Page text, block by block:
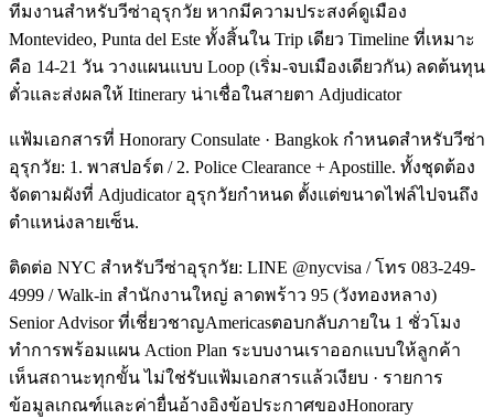
ทีมงานสำหรับวีซ่าอุรุกวัย หากมีความประสงค์ดูเมือง
Montevideo, Punta del Este ทั้งสิ้นใน Trip เดียว Timeline ที่เหมาะ
คือ 14-21 วัน วางแผนแบบ Loop (เริ่ม-จบเมืองเดียวกัน) ลดต้นทุน
ตั๋วและส่งผลให้ Itinerary น่าเชื่อในสายตา Adjudicator
แฟ้มเอกสารที่ Honorary Consulate · Bangkok กำหนดสำหรับวีซ่า
อุรุกวัย: 1. พาสปอร์ต / 2. Police Clearance + Apostille. ทั้งชุดต้อง
จัดตามผังที่ Adjudicator อุรุกวัยกำหนด ตั้งแต่ขนาดไฟล์ไปจนถึง
ตำแหน่งลายเซ็น.
ติดต่อ NYC สำหรับวีซ่าอุรุกวัย: LINE @nycvisa / โทร 083-249-
4999 / Walk-in สำนักงานใหญ่ ลาดพร้าว 95 (วังทองหลาง)
Senior Advisor ที่เชี่ยวชาญAmericasตอบกลับภายใน 1 ชั่วโมง
ทำการพร้อมแผน Action Plan ระบบงานเราออกแบบให้ลูกค้า
เห็นสถานะทุกขั้น ไม่ใช่รับแฟ้มเอกสารแล้วเงียบ · รายการ
ข้อมูลเกณฑ์และค่ายื่นอ้างอิงข้อประกาศของHonorary